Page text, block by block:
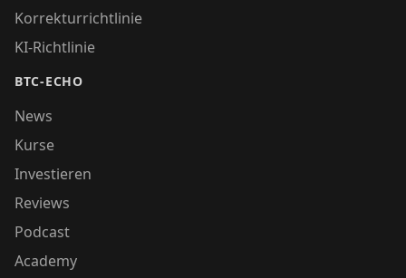
Korrekturrichtlinie
KI-Richtlinie
BTC-ECHO
News
Kurse
Investieren
Reviews
Podcast
Academy